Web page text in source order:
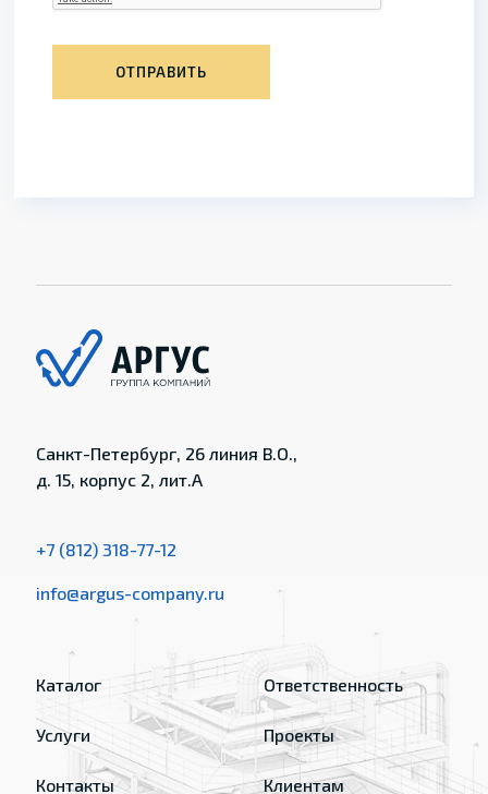
ОТПРАВИТЬ
Санкт-Петербург, 26 линия В.О.,
д. 15, корпус 2, лит.А
+7 (812) 318-77-12
info@argus-company.ru
Каталог
Услуги
Контакты
Ответственность
Проекты
Клиентам